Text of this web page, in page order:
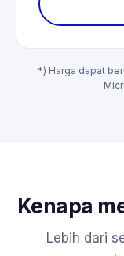
*) Harga dapat
Kenapa
Lebih dari